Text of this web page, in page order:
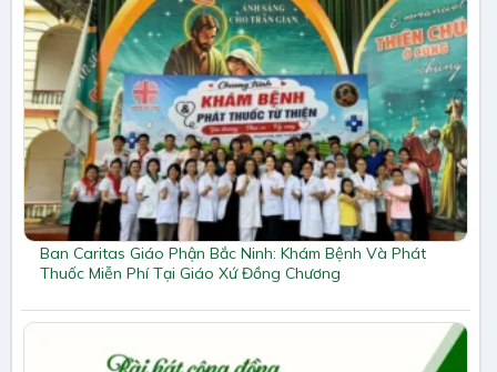
Ban Caritas Giáo Phận Bắc Ninh: Khám Bệnh Và Phát
Thuốc Miễn Phí Tại Giáo Xứ Đồng Chương